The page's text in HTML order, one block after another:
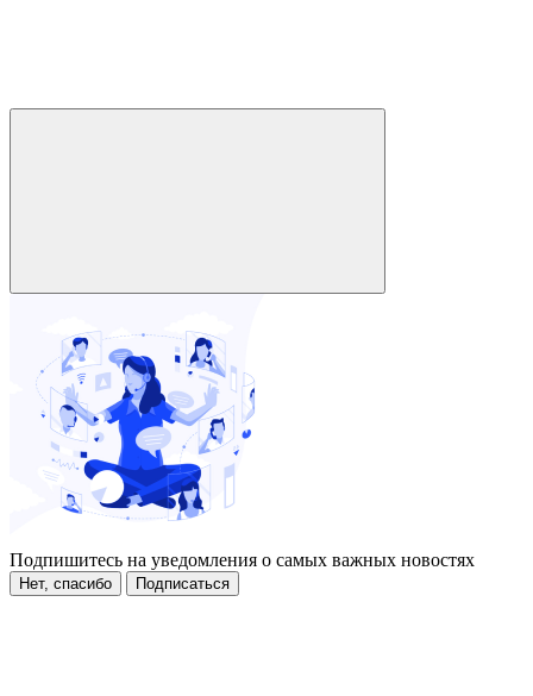
Подпишитесь на уведомления о самых важных новостях
Нет, спасибо Подписаться